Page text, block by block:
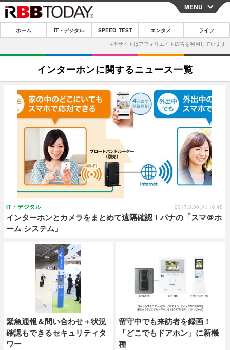
CLOSE
ホーム
IT・デジタル
IT・デジタルTOP スマートフォン
ネタ ガジェット・ツール
ショッピング その他
エンタメ
エンタメTOP 映画・ドラマ
韓流・K-POP 韓国・芸能
音楽 スポーツ
グラビア ブログ
ショッピング
ライフTOP
ペット ショッピング
その他
リリース一覧
プッシュ通知の停止方法
MENU
ホーム IT・デジタル SPEED TEST エンタメ ライフ
インターホンに関するニュース一覧
インターホンとカメラをまとめて遠隔確認！パナの「スマ＠ホ
ーム システム」
IT・デジタル 2017.3.30(木) 16:48
緊急通報＆問い合わせ＋状況
確認もできるセキュリティタ
ワー
留守中でも来訪者を録画！
「どこでもドアホン」に新機
種